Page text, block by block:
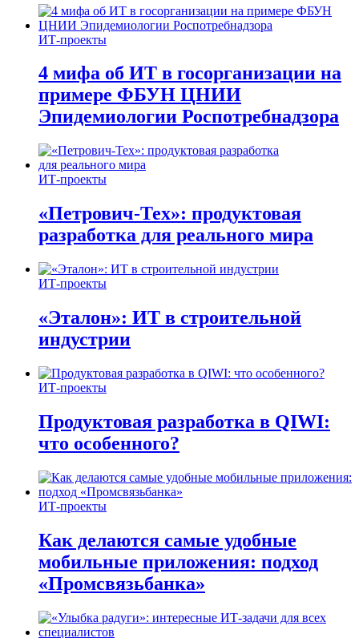
ИТ-проекты
4 мифа об ИТ в госорганизации на
примере ФБУН ЦНИИ
Эпидемиологии Роспотребнадзора
ИТ-проекты
«Петрович-Тех»: продуктовая
разработка для реального мира
ИТ-проекты
«Эталон»: ИТ в строительной
индустрии
ИТ-проекты
Продуктовая разработка в QIWI:
что особенного?
ИТ-проекты
Как делаются самые удобные
мобильные приложения: подход
«Промсвязьбанка»